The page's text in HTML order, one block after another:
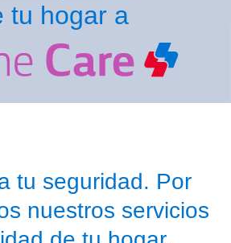
tu hogar a
tu seguridad. Por
nuestros servicios